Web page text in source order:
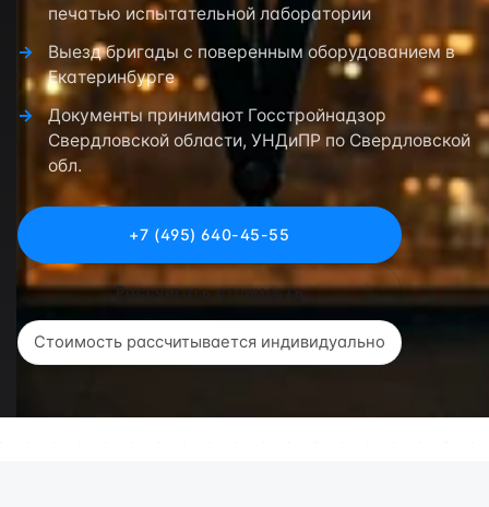
печатью испытательной лаборатории
Выезд бригады с поверенным оборудованием в
Екатеринбурге
Документы принимают Госстройнадзор
Свердловской области, УНДиПР по Свердловской
обл.
+7 (495) 640-45-55
Рассчитать стоимость
Стоимость рассчитывается индивидуально